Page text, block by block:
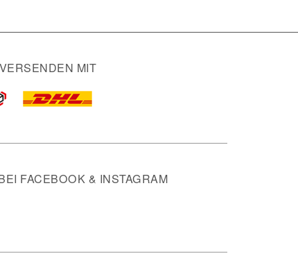
MIT
FACEBOOK & INSTAGRAM